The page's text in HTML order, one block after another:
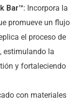
Bar™: Incorpora la
promueve un flujo
el proceso de
estimulando la
y fortaleciendo
con materiales